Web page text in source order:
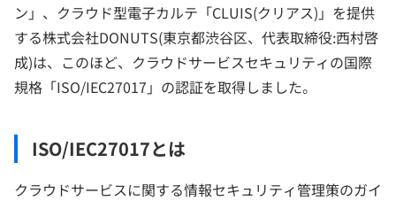
ン」、クラウド型電子カルテ「CLUIS(クリアス)」を提供
する株式会社DONUTS(東京都渋谷区、代表取締役:西村啓
成)は、このほど、クラウドサービスセキュリティの国際
規格「ISO/IEC27017」の認証を取得しました。
ISO/IEC27017とは
クラウドサービスに関する情報セキュリティ管理策のガイ